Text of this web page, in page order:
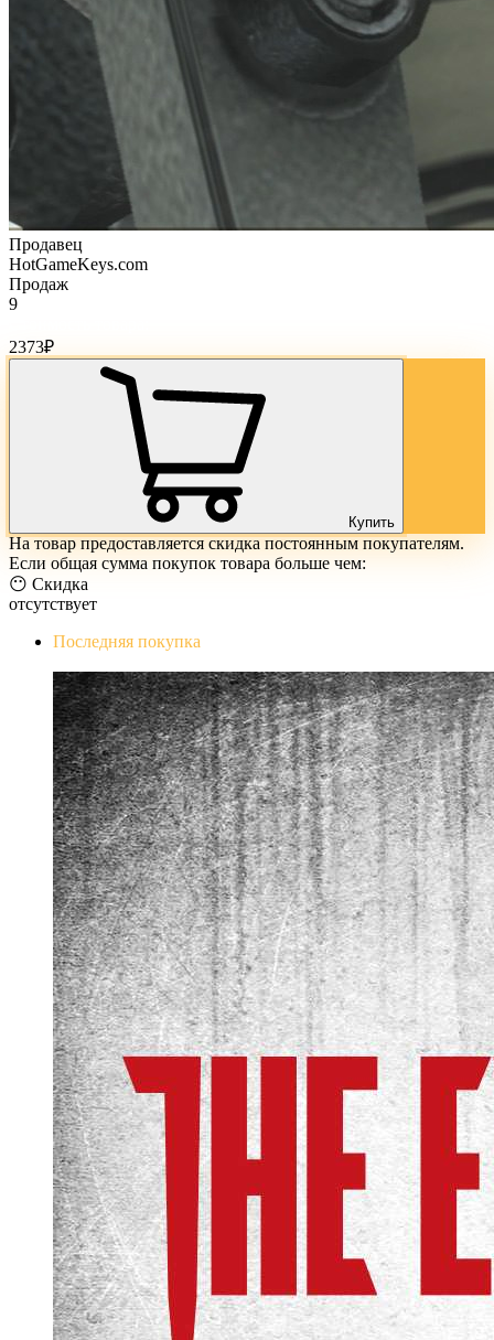
Продавец
HotGameKeys.com
Продаж
9
2373₽
Купить
На товар предоставляется скидка постоянным покупателям.
Если общая сумма покупок товара больше чем:
😶 Скидка
отсутствует
Последняя покупка